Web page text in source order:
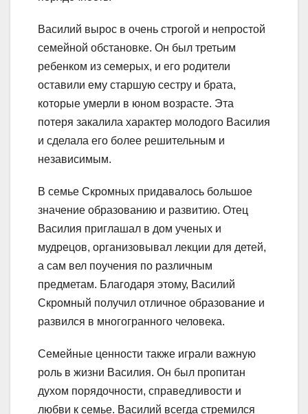
Василий вырос в очень строгой и непростой
семейной обстановке. Он был третьим
ребенком из семерых, и его родители
оставили ему старшую сестру и брата,
которые умерли в юном возрасте. Эта
потеря закалила характер молодого Василия
и сделала его более решительным и
независимым.
В семье Скромных придавалось большое
значение образованию и развитию. Отец
Василия приглашал в дом ученых и
мудрецов, организовывал лекции для детей,
а сам вел поучения по различным
предметам. Благодаря этому, Василий
Скромный получил отличное образование и
развился в многогранного человека.
Семейные ценности также играли важную
роль в жизни Василия. Он был пропитан
духом порядочности, справедливости и
любви к семье. Василий всегда стремился